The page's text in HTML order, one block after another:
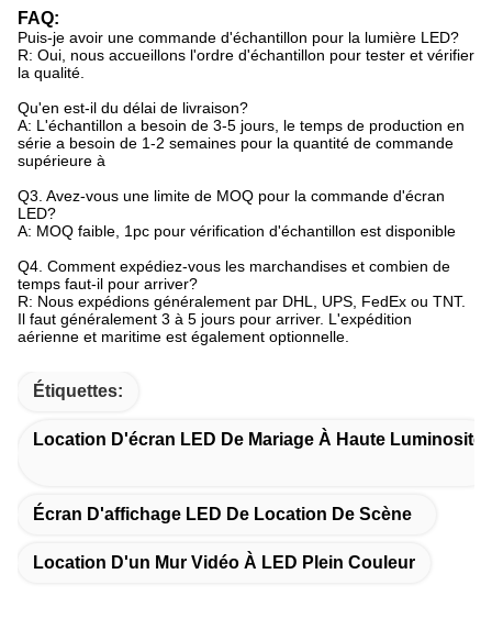
FAQ:
Puis-je avoir une commande d'échantillon pour la lumière LED?
R: Oui, nous accueillons l'ordre d'échantillon pour tester et vérifier
la qualité.
Qu'en est-il du délai de livraison?
A: L'échantillon a besoin de 3-5 jours, le temps de production en
série a besoin de 1-2 semaines pour la quantité de commande
supérieure à
Q3. Avez-vous une limite de MOQ pour la commande d'écran
LED?
A: MOQ faible, 1pc pour vérification d'échantillon est disponible
Q4. Comment expédiez-vous les marchandises et combien de
temps faut-il pour arriver?
R: Nous expédions généralement par DHL, UPS, FedEx ou TNT.
Il faut généralement 3 à 5 jours pour arriver. L'expédition
aérienne et maritime est également optionnelle.
Étiquettes:
Location D'écran LED De Mariage À Haute Luminosité
Écran D'affichage LED De Location De Scène
Location D'un Mur Vidéo À LED Plein Couleur